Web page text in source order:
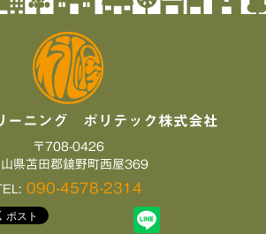
ーニング ポリテック株式会社
〒708-0426
山県苫田郡鏡野町西屋369
090-4578-2314